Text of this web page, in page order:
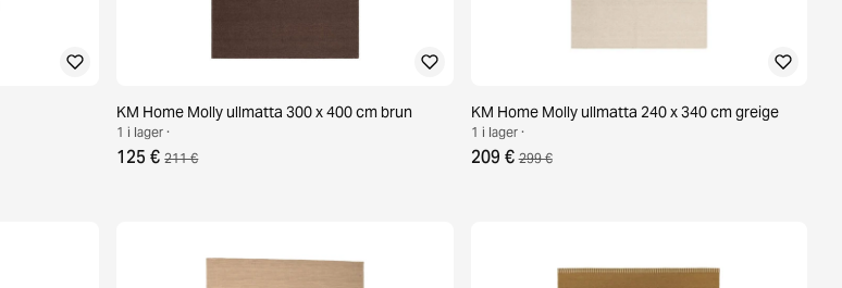
KM Home Molly ullmatta 300 x 400 cm brun
1 i lager ·
125 € 211 €
KM Home Molly ullmatta 240 x 340 cm greige
1 i lager ·
209 € 299 €